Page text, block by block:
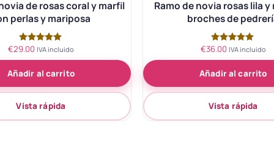
de rosas coral y marfil
perlas y mariposa
Valorado
de 5
€29.00 IVA incluido
Añadir al carrito
Vista rápida
Ramo de novia rosas lila y
broches de
Valorado
de 5
€36.00 IVA incluido
Añadir al carrito
Vista rápida